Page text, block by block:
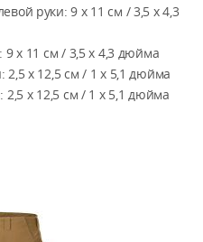
руки: 9 x 11 см / 3,5 x 4,3
9 x 11 см / 3,5 x 4,3 дюйма
x 12,5 см / 1 x 5,1 дюйма
2,5 x 12,5 см / 1 x 5,1 дюйма